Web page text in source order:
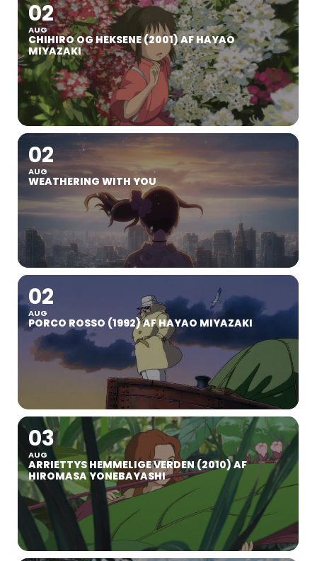
02
AUG
CHIHIRO OG HEKSENE (2001) AF HAYAO
MIYAZAKI
02
AUG
WEATHERING WITH YOU
02
AUG
PORCO ROSSO (1992) AF HAYAO MIYAZAKI
03
AUG
ARRIETTYS HEMMELIGE VERDEN (2010) AF
HIROMASA YONEBAYASHI